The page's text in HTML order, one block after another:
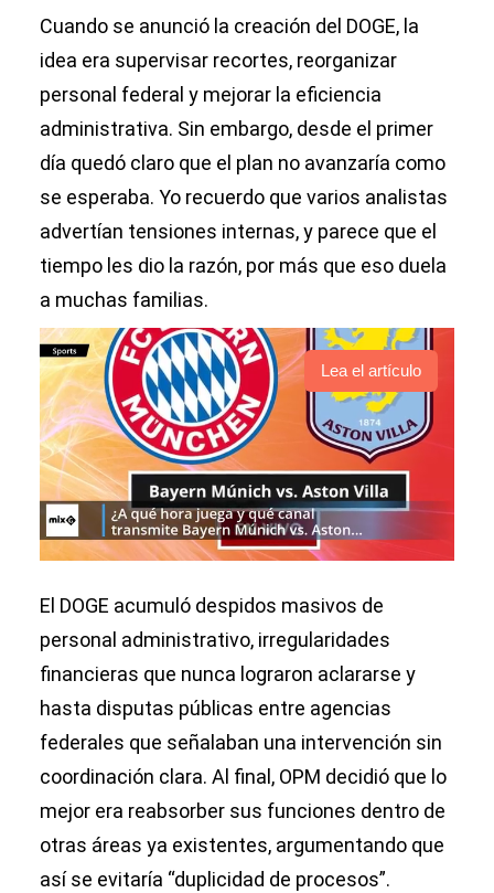
Cuando se anunció la creación del DOGE, la
idea era supervisar recortes, reorganizar
personal federal y mejorar la eficiencia
administrativa. Sin embargo, desde el primer
día quedó claro que el plan no avanzaría como
se esperaba. Yo recuerdo que varios analistas
advertían tensiones internas, y parece que el
tiempo les dio la razón, por más que eso duela
a muchas familias.
Lea el artículo
El DOGE acumuló despidos masivos de
personal administrativo, irregularidades
financieras que nunca lograron aclararse y
hasta disputas públicas entre agencias
federales que señalaban una intervención sin
coordinación clara. Al final, OPM decidió que lo
mejor era reabsorber sus funciones dentro de
otras áreas ya existentes, argumentando que
así se evitaría “duplicidad de procesos”.